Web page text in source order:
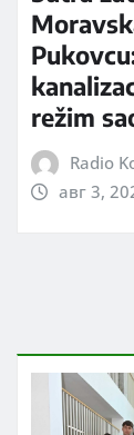
režim
Radio
авг 3,